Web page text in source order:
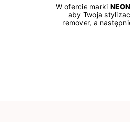
W ofercie marki
aby Twoja
remover, a